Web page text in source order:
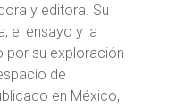
y editora. Su
el ensayo y la
por su exploración
de
en México,